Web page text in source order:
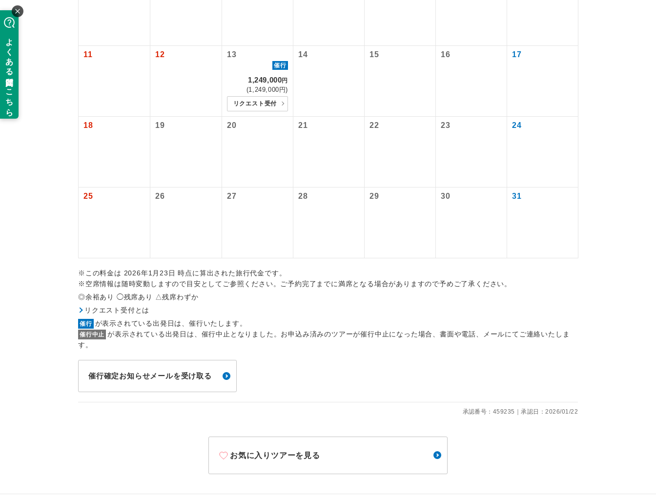
11 12 13
催行
1,249,000円
(1,249,000円)
リクエスト受付
14 15 16 17
18 19 20 21 22 23 24
25 26 27 28 29 30 31
※この料金は 2026年1月23日 時点に算出された旅行代金です。
※空席情報は随時変動しますので目安としてご参照ください。ご予約完了までに満席となる場合がありますので予めご了承ください。
◎余裕あり ◯残席あり △残席わずか
リクエスト受付とは
催行 が表示されている出発日は、催行いたします。
催行中止 が表示されている出発日は、催行中止となりました。お申込み済みのツアーが催行中止になった場合、書面や電話、メールにてご連絡いたしま
す。
催行確定お知らせメールを受け取る
承認番号：459235｜承認日：2026/01/22
お気に入りツアーを見る
目安：98,000円（2026/05/11現在）
※上記の燃油サーチャージは変更になる場合があります。
関西国際空港
大人（12歳以上）3,310円、子供（2歳以上12歳未満）1,660円
【旅客保安サービス料】
大人（12歳以上）320円、子供（2歳以上12歳未満）320円
【海外空港諸税等】
※リクエスト受付の場合、ご手配の可否は後日回答させていただきます。
追加代金にて各地発着ありとは
当ツアーは日程表に記載の出発空港だけでなく、各地より下記追加代金にて飛行機や鉄
道などを利用しご参加いただけます。
ご同行者様が異なる発着地をご希望の場合は、当社予約センターまで連絡ください。
バスガイド乗務 バスガイドが乗務し、車内での観光案内があります。
初登場のコースです。
世界遺産
ユネスコに登録されている文化遺産や自然遺産を訪ねるコー
スです。
温泉地にも宿泊するコースです。
全食事付き
全てのお食事が付いていますので、お食事の心配はいりませ
1名様催行 1名様から出発可能な個人型プランです。
おひとり様参加限定
ご夫婦限定
す。
ホテル指定 ご紹介するホテルを指定したコースです。